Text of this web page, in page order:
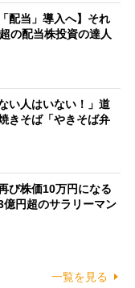
配当」導入へ】それ
の配当株投資の達人
い人はいない！」道
きそば「やきそば弁
び株価10万円になる
億円超のサラリーマン
一覧を見る